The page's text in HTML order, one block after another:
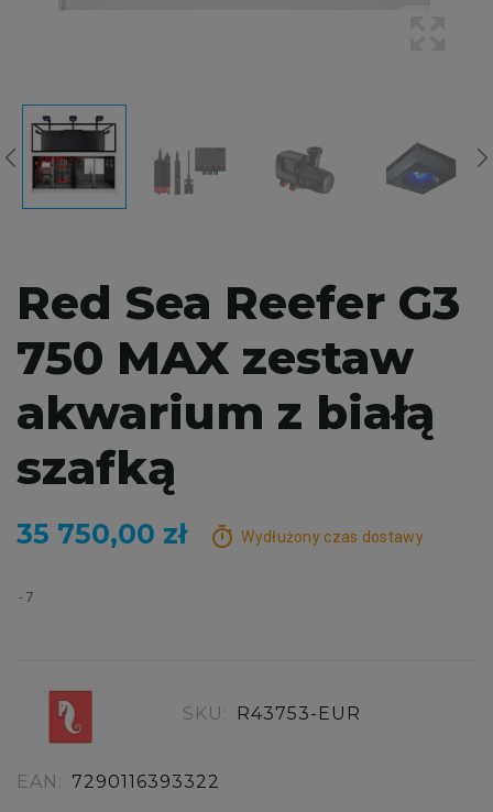
Red Sea Reefer G3
750 MAX zestaw
akwarium z białą
szafką
35 750,00 zł timer Wydłużony czas dostawy
7
SKU: R43753-EUR
EAN: 7290116393322